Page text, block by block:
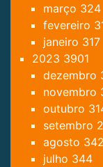
março 324
fevereiro
janeiro 317
2023 3901
dezembro
novembro
outubro
setembro
agosto 342
julho 344